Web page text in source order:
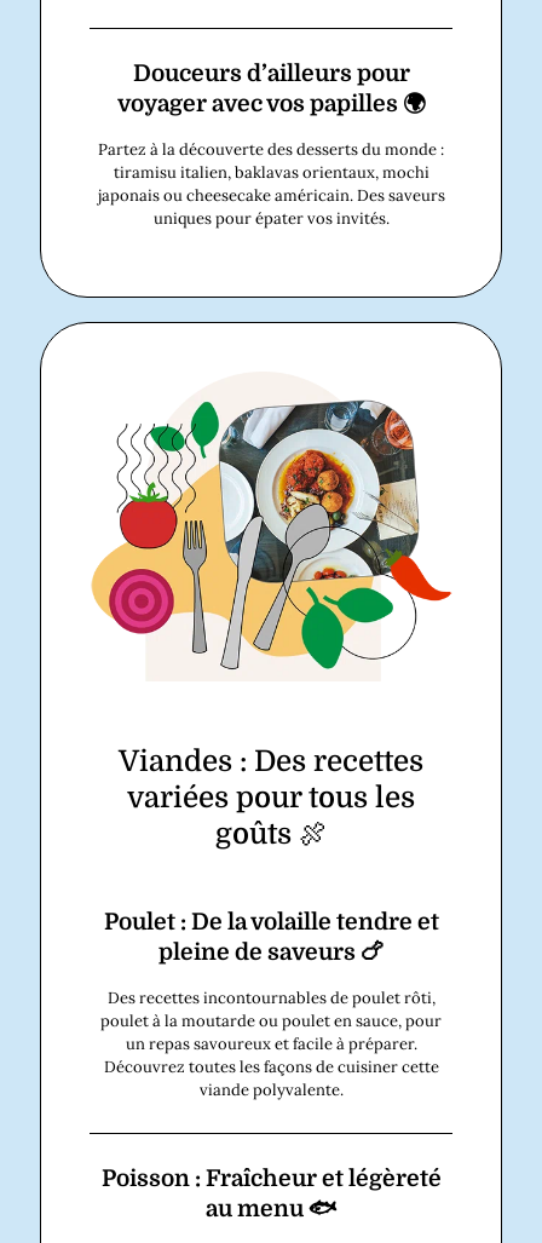
Douceurs d’ailleurs pour
voyager avec vos papilles 🌍
Partez à la découverte des desserts du monde :
tiramisu italien, baklavas orientaux, mochi
japonais ou cheesecake américain. Des saveurs
uniques pour épater vos invités.
Viandes : Des recettes
variées pour tous les
goûts 🍖
Poulet : De la volaille tendre et
pleine de saveurs 🍗
Des recettes incontournables de poulet rôti,
poulet à la moutarde ou poulet en sauce, pour
un repas savoureux et facile à préparer.
Découvrez toutes les façons de cuisiner cette
viande polyvalente.
Poisson : Fraîcheur et légèreté
au menu 🐟